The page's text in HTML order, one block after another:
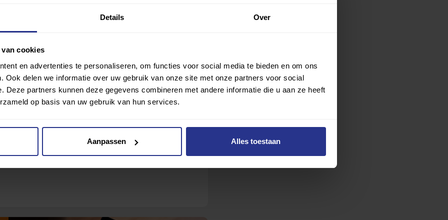
Details Over
cookies
en advertenties te personaliseren, om functies voor social media te bieden en om ons
Ook delen we informatie over uw gebruik van onze site met onze partners voor social
Deze partners kunnen deze gegevens combineren met andere informatie die u aan ze heeft
op basis van uw gebruik van hun services.
Aanpassen Alles toestaan
degenen zonder visuele beperking kunnen ook
blind, slechtziend of ziend, krijgt een
“Als ik een partijtje speel, voel ik me als een vis in
sporten. Zo wil ik zijn en me voelen.”
waarbij je aan je conditie en je gezondheid werkt
sporters. Benieuwd welke sportverenigingen er bij